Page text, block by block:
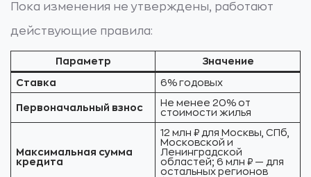
Пока изменения не утверждены, работают
действующие правила:
Параметр Значение
Ставка 6% годовых
Первоначальный взнос
Не менее 20% от
стоимости жилья
Максимальная сумма
кредита
12 млн ₽ для Москвы, СПб,
Московской и
Ленинградской
областей; 6 млн ₽ — для
остальных регионов